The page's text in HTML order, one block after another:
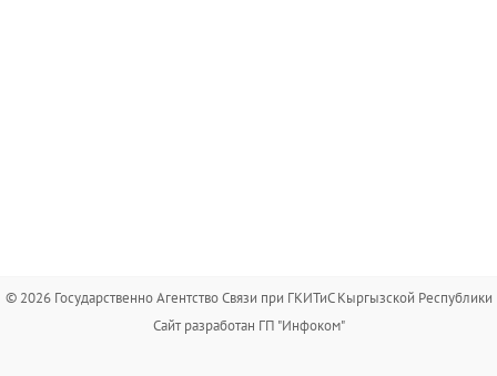
© 2026 Государственно Агентство Связи при ГКИТиС Кыргызской Республики
Сайт разработан ГП "Инфоком"